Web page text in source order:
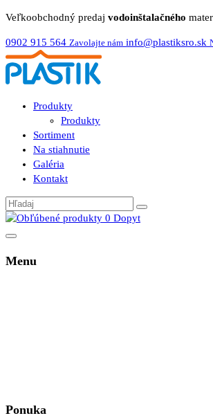
Veľkoobchodný predaj vodoinštalačného
0902 915 564 Zavolajte nám info@plastiksro.sk
Produkty
Produkty
Sortiment
Na stiahnutie
Galéria
Kontakt
0 Dopyt
Menu
Ponuka